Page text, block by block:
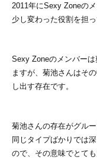
2011年にSexy Zoneの
少し変わった役割を担っ
Sexy Zoneのメンバー
ますが、菊池さんはそ
し出す存在です。
菊池さんの存在がグル
同じタイプばかりでは
ので、その意味でとても